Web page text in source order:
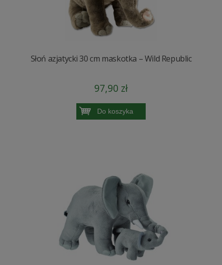
Słoń azjatycki 30 cm maskotka – Wild Republic
97,90 zł
Do koszyka